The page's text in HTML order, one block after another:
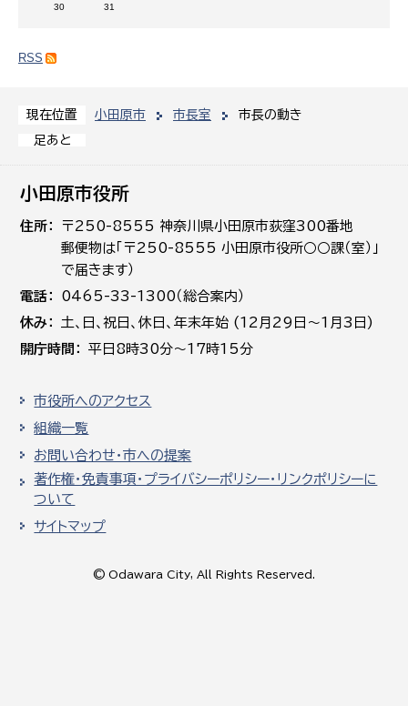
現在位置 小田原市 市長室
市長の動き
足あと
30
31
RSS
小田原市役所
住所
〒250-8555 神奈川県小田原市荻窪300番地
郵便物は「〒250-8555 小田原市役所○○課（室）」
で届きます）
電話
0465-33-1300（総合案内）
休み
土､日､祝日、休日、年末年始 (12月29日～1月3日)
開庁時間
平日8時30分～17時15分
市役所へのアクセス
組織一覧
お問い合わせ・市への提案
著作権・免責事項・プライバシーポリシー・リンクポリシーに
ついて
サイトマップ
© Odawara City, All Rights Reserved.